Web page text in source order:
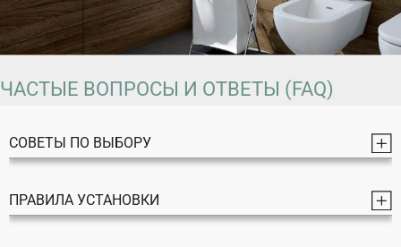
ЧАСТЫЕ ВОПРОСЫ И ОТВЕТЫ (FAQ)
СОВЕТЫ ПО ВЫБОРУ
ПРАВИЛА УСТАНОВКИ